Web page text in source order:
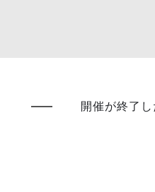
開催が終了